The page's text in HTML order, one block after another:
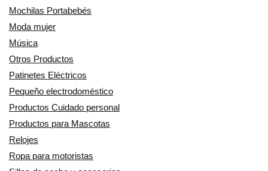
Mochilas Portabebés
Moda mujer
Música
Otros Productos
Patinetes Eléctricos
Pequeño electrodoméstico
Productos Cuidado personal
Productos para Mascotas
Relojes
Ropa para motoristas